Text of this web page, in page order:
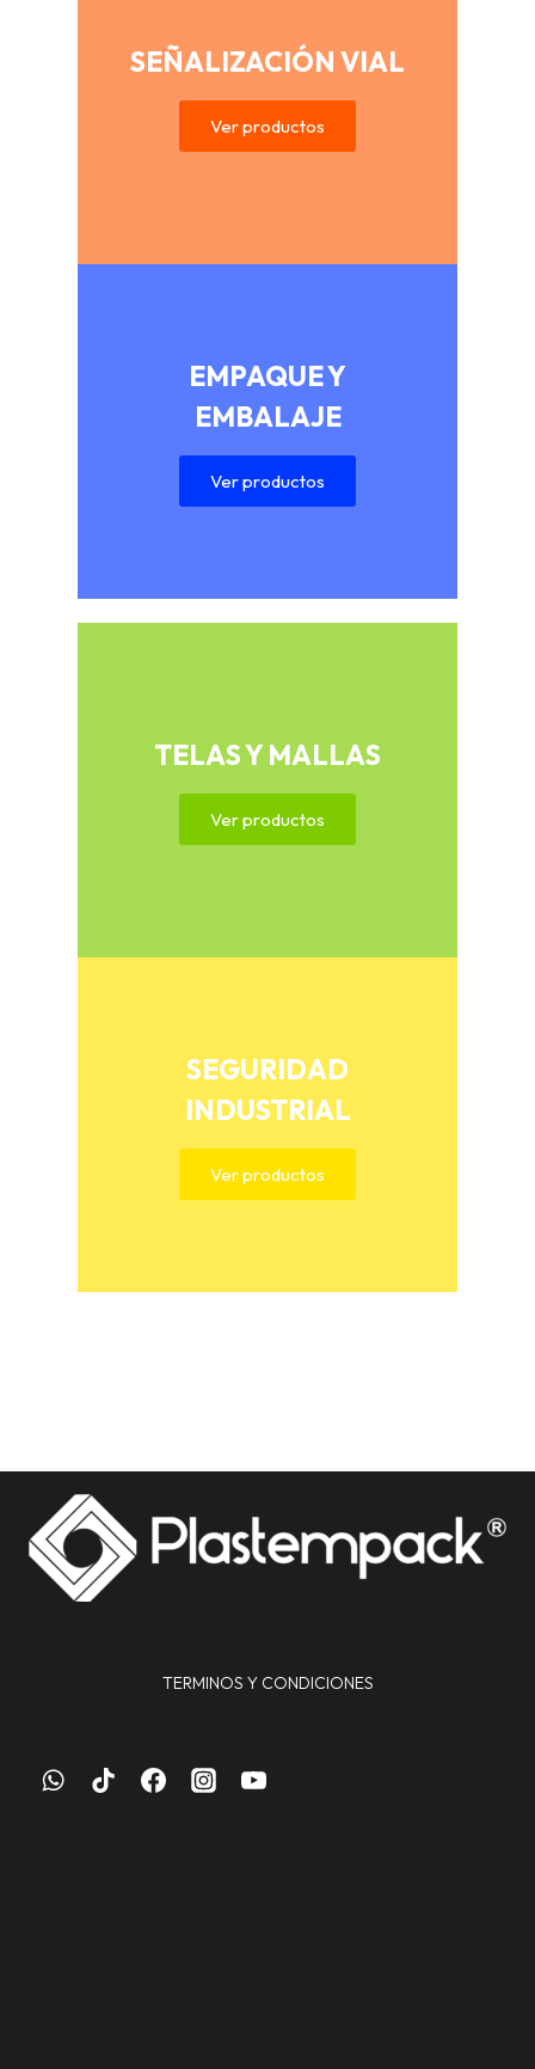
SEÑALIZACIÓN VIAL
Ver productos
EMPAQUE Y
EMBALAJE
Ver productos
TELAS Y MALLAS
Ver productos
SEGURIDAD
INDUSTRIAL
Ver productos
TERMINOS Y CONDICIONES